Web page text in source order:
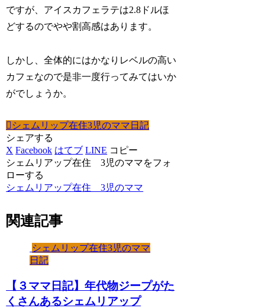
ですが、アイスカフェラテは2.8ドルほ
どするのでやや割高感はあります。
しかし、全体的にはかなりレベルの高い
カフェなので是非一度行ってみてはいか
がでしょうか。
シェムリップ在住3児のママ日記
シェアする
X Facebook はてブ LINE コピー
シェムリアップ在住 3児のママをフォ
ローする
シェムリアップ在住 3児のママ
関連記事
シェムリップ在住3児のママ
日記
【３ママ日記】年代物ジープがた
くさんあるシェムリアップ